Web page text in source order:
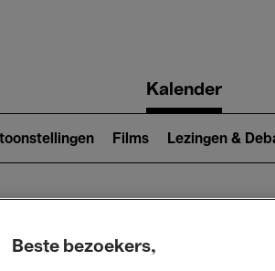
navigationKalender
Films Lezingen &
Beste bezoekers,